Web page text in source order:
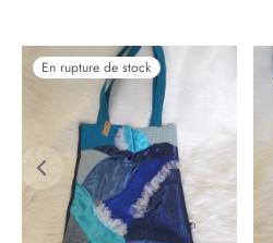
En rupture de stock